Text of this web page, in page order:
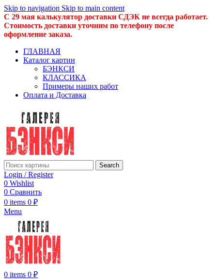
Skip to navigation Skip to main content
С 29 мая калькулятор доставки СДЭК не всегда работает.
Стоимость доставки уточним по телефону после
оформление заказа.
ГЛАВНАЯ
Каталог картин
БЭНКСИ
КЛАССИКА
Примеры наших работ
Оплата и Доставка
Search
Login / Register
0 Wishlist
0 Сравнить
0 items 0 ₽
Menu
0 items 0 ₽